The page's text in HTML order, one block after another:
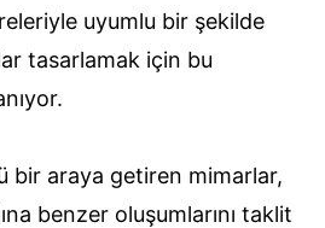
uyumlu bir şekilde
tasarlamak için bu
bir araya getiren mimarlar,
benzer oluşumlarını taklit